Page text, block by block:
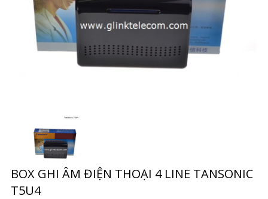
BOX GHI ÂM ĐIỆN THOẠI 4 LINE TANSONIC
T5U4